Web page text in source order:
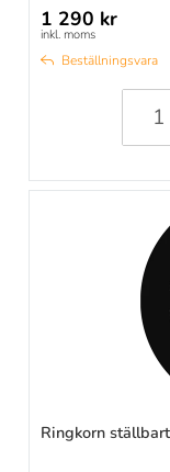
1 290 kr
inkl. moms
Beställningsvara
Ringkorn